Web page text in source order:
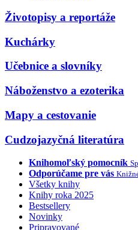
Životopisy a reportáže
Kuchárky
Učebnice a slovníky
Náboženstvo a ezoterika
Mapy a cestovanie
Cudzojazyčná literatúra
Knihomoľský pomocník
Odporúčame pre vás
Všetky knihy
Knihy roka 2025
Bestsellery
Novinky
Pripravované